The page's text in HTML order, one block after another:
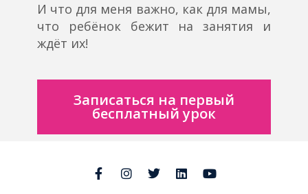
И что для меня важно, как для мамы,
что ребёнок бежит на занятия и
ждёт их!
Записаться на первый
бесплатный урок